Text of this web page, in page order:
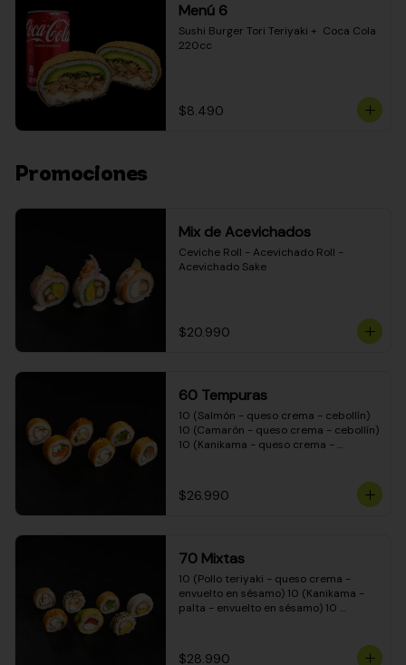
Menú 6
Sushi Burger Tori Teriyaki +  Coca Cola
220cc
$8.490
Promociones
Mix de Acevichados
Ceviche Roll - Acevichado Roll -
Acevichado Sake
$20.990
60 Tempuras
10 (Salmón - queso crema - cebollín)
10 (Camarón - queso crema - cebollín)
10 (Kanikama - queso crema -
crema - cebollín) 10 (Carne - queso
crema - cebollín)
$26.990
70 Mixtas
10 (Pollo teriyaki - queso crema -
envuelto en sésamo) 10 (Kanikama -
palta - envuelto en sésamo) 10
- envuelto en queso crema) 10
$28.990